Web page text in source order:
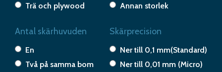
Trä och plywood
Antal skärhuvuden
En
Två på samma bom
Annan storlek
Skärprecision
Ner till 0,1 mm(Standard)
Ner till 0,01 mm (Micro)